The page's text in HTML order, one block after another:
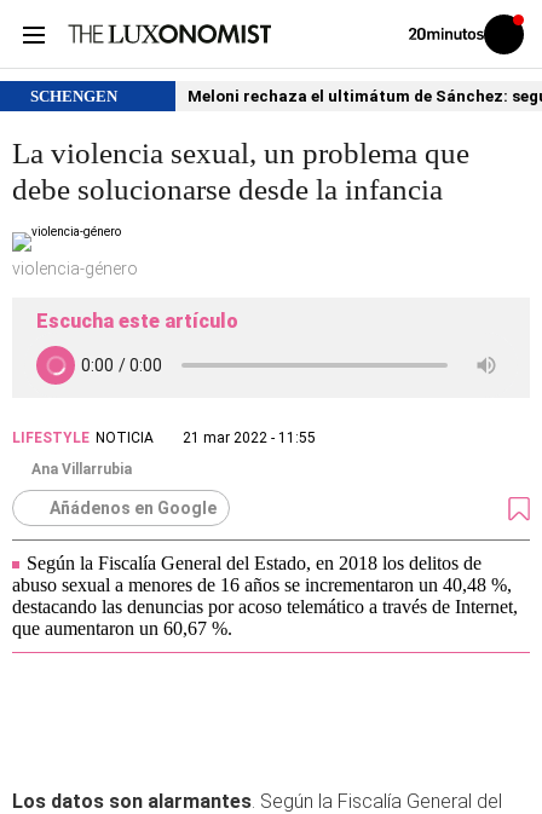
Volver
Iniciar
sesión
SCHENGEN Meloni rechaza el ultimátum de Sánchez:
La violencia sexual, un problema que
debe solucionarse desde la infancia
violencia-género
Escucha este artículo
LIFESTYLE NOTICIA
21 mar 2022 - 11:55
Ana Villarrubia
Añádenos en Google
Según la Fiscalía General del Estado, en 2018 los delitos de
abuso sexual a menores de 16 años se incrementaron un 40,48 %,
destacando las denuncias por acoso telemático a través de Internet,
que aumentaron un 60,67 %.
Los datos son alarmantes. Según la Fiscalía General del